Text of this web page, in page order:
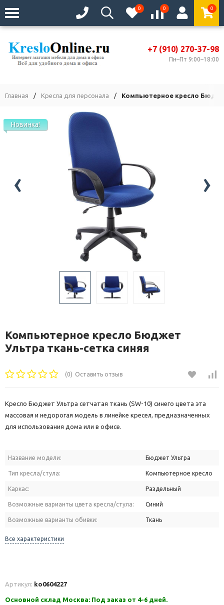
0 0 0
+7 (910) 270-37-98
Пн–Пт 9:00–18:00
Главная / Кресла для персонала / Компьютерное кресло
Новинка!
‹ ›
Компьютерное кресло Бюджет
Ультра ткань-сетка синяя
(0) Оставить отзыв
Кресло Бюджет Ультра сетчатая ткань (SW-10) синего цвета эта
массовая и недорогая модель в линейке кресел, предназначенных
для использования дома или в офисе.
Название модели: Бюджет Ультра
Тип кресла/стула: Компьютерное кресло
Каркас: Раздельный
Возможные варианты цвета кресла/стула: Синий
Возможные варианты обивки: Ткань
Все характеристики
Артикул: ko0604227
Основной склад Москва: Под заказ от 4-6 дней.